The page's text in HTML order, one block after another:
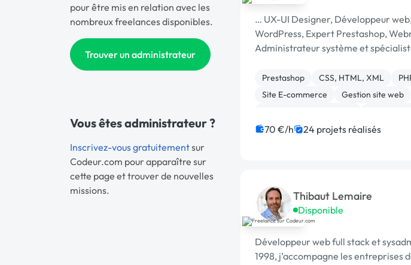
pour être mis en relation avec les
nombreux freelances disponibles.
Trouver un administrateur
Vous êtes administrateur ?
Inscrivez-vous gratuitementsur
Codeur.com pour apparaître sur
cette page et trouver de nouvelles
missions.
… UX-UI Designer, Développeur
WordPress, Expert Prestashop,
Administrateur système et
Prestashop CSS, HTML, XML
Site E-commerce
Gestion site web
JavaScript
Symfony
70 €/h 24 projets réalisés
Thibaut Lemaire
Disponible
Développeur web full stack et
1998, j’accompagne les entreprises